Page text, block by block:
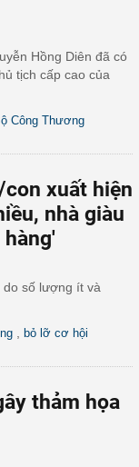
Hồng Diên đã có
tịch cấp cao của
Công Thương
xuất hiện
nhà giàu
do số lượng ít và
bỏ lỡ cơ hội
thảm họa